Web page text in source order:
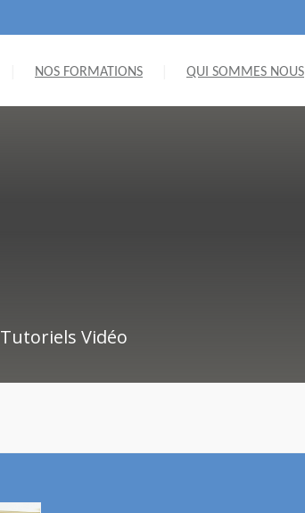
NOS FORMATIONS QUI SOMMES NOUS
Tutoriels Vidéo